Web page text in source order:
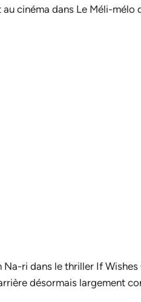
cinéma dans Le Méli-mélo
Na-ri dans le thriller If Wishes
désormais largement